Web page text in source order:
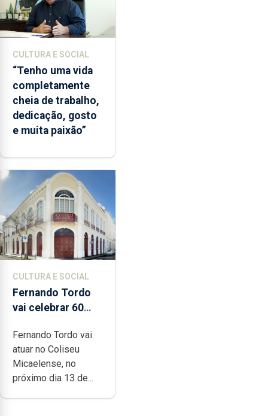
CULTURA E SOCIAL
“Tenho uma vida
completamente
cheia de trabalho,
dedicação, gosto
e muita paixão”
CULTURA E SOCIAL
Fernando Tordo
vai celebrar 60
no Coliseu
Micaelense
Fernando Tordo vai
atuar no Coliseu
Micaelense, no
próximo dia 13 de...